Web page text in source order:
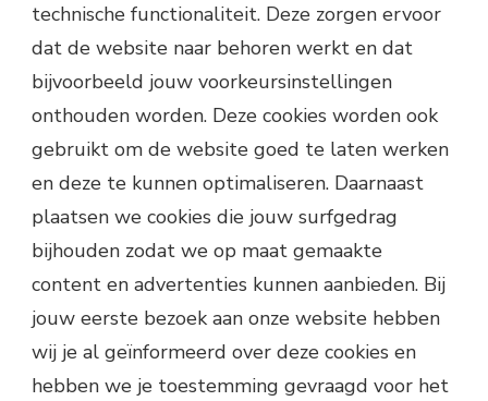
technische functionaliteit. Deze zorgen ervoor
dat de website naar behoren werkt en dat
bijvoorbeeld jouw voorkeursinstellingen
onthouden worden. Deze cookies worden ook
gebruikt om de website goed te laten werken
en deze te kunnen optimaliseren. Daarnaast
plaatsen we cookies die jouw surfgedrag
bijhouden zodat we op maat gemaakte
content en advertenties kunnen aanbieden. Bij
jouw eerste bezoek aan onze website hebben
wij je al geïnformeerd over deze cookies en
hebben we je toestemming gevraagd voor het